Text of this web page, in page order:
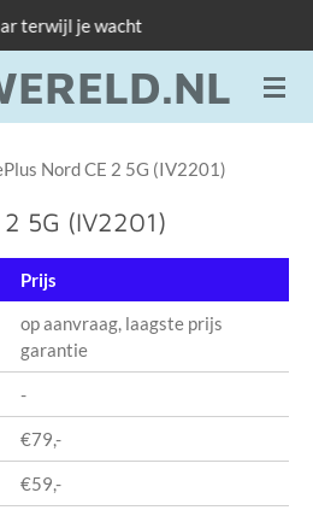
terwijl je wacht
Nord CE 2 5G (IV2201)
5G (IV2201)
Prijs
op aanvraag, laagste prijs
garantie
-
€79,-
€59,-